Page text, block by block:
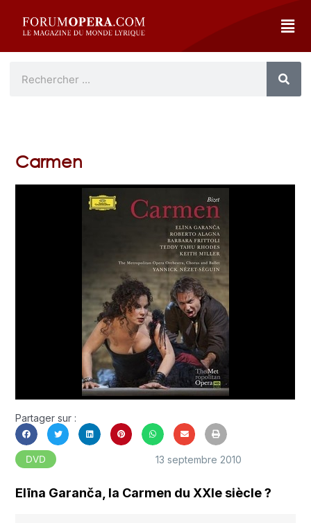
Carmen
Partager sur :
DVD 13 septembre 2010
Elīna Garanča, la Carmen du XXIe siècle ?